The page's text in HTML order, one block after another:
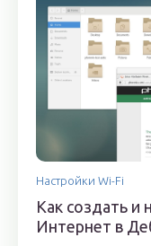
Настройки Wi-Fi
Как создать и
Интернет в